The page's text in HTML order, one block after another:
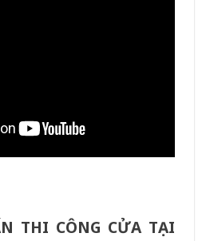
THI CÔNG CỬA TẠI